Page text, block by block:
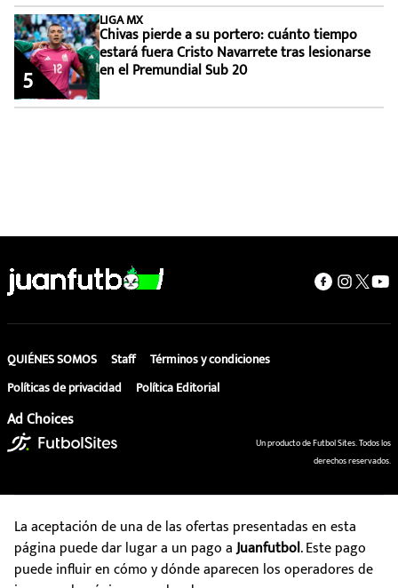
LIGA MX
Chivas pierde a su portero: cuánto tiempo
estará fuera Cristo Navarrete tras lesionarse
en el Premundial Sub 20
5
QUIÉNES SOMOS Staff
Términos y condiciones
Políticas de privacidad
Política Editorial
Ad Choices
Un producto de Futbol Sites. Todos los
derechos reservados.
La aceptación de una de las ofertas presentadas en esta
página puede dar lugar a un pago aJuanfutbol. Este pago
puede influir en cómo y dónde aparecen los operadores de